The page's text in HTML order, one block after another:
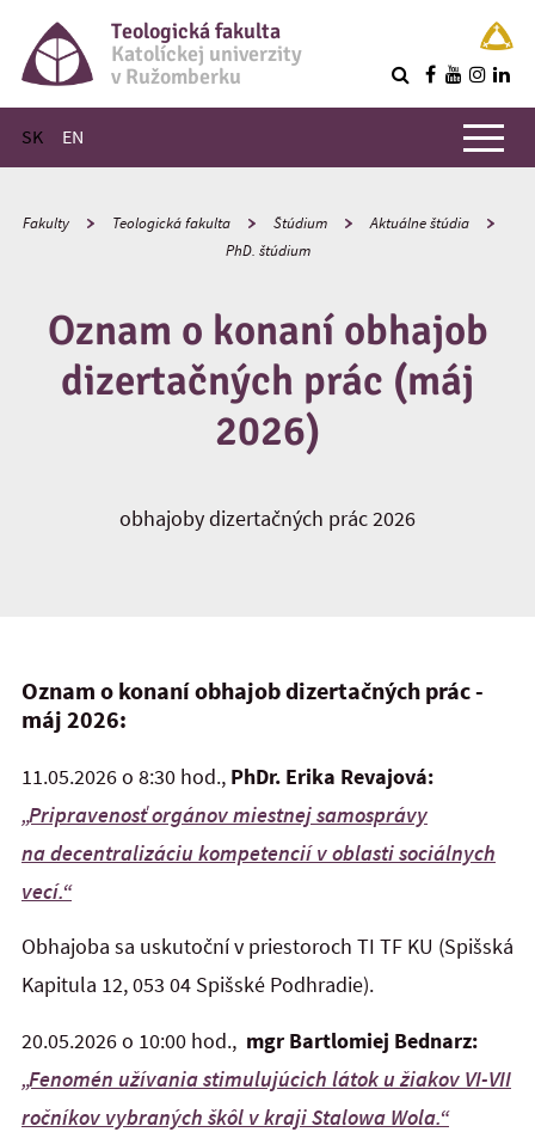
Teologická fakulta
Katolíckej univerzity
v Ružomberku
SK EN
Hlavné menu
Fakulty Teologická fakulta Štúdium
Aktuálne štúdia
PhD. štúdium
Oznam o konaní obhajob
dizertačných prác (máj
2026)
obhajoby dizertačných prác 2026
Oznam o konaní obhajob dizertačných prác -
máj 2026:
11.05.2026 o 8:30 hod., PhDr. Erika Revajová:
„Pripravenosť orgánov miestnej samosprávy
na decentralizáciu kompetencií v oblasti sociálnych
vecí.“
Obhajoba sa uskutoční v priestoroch TI TF KU (Spišská
Kapitula 12, 053 04 Spišské Podhradie).
20.05.2026 o 10:00 hod., mgr Bartlomiej Bednarz:
„Fenomén užívania stimulujúcich látok u žiakov VI-VII
ročníkov vybraných škôl v kraji Stalowa Wola.“